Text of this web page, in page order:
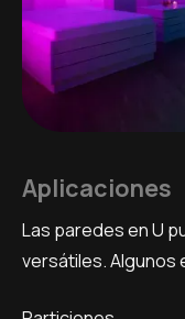
Aplicaciones
Las paredes en U
versátiles. Algunos